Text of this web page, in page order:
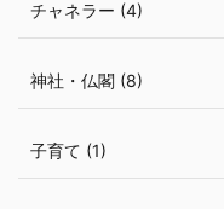
チャネラー (4)
神社・仏閣 (8)
子育て (1)